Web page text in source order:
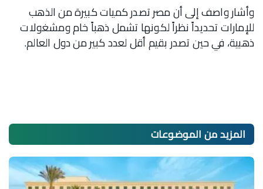
وأشار واصف إلى أن مصر تصدر كميات كبيرة من الذهب
للإمارات تحديداً نظراً لكونها تشمل ذهباً خام ومشغولات
ذهبية، في حين تصدر بقيم أقل لعدد كبير من دول العالم.
المزيد منالموضوعات